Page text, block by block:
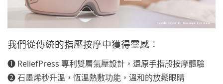
我們從傳統的指壓按摩中獲得靈感：
❶ ReliefPress 專利雙層氣壓設計，還原手指般按摩體驗
❷ 石墨烯秒升溫，恆溫熱敷功能，溫和的放鬆眼睛